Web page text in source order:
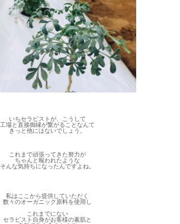
いちセラピストが、こうして
工場と直接御縁が繋がることなんて
きっと他にはないでしょう。
これまで頑張ってきた努力が
ちゃんと報われたような
そんな気持ちになったんですよね。
私はここから提供していただく
数々のオーガニック原料を使用し
これまでにない
セラピスト自身がお客様の素肌と